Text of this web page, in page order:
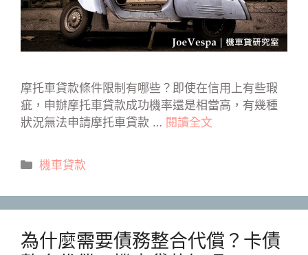
摩托車貸款條件限制有哪些？即使在信用上有些瑕
疵，申辦摩托車貸款成功機率還是相當高，有幾種
狀況無法申請摩托車貸款 … 閱讀全文
分
機車貸款
為什麼需要債務整合代償？卡債